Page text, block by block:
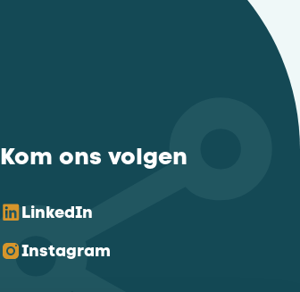
Kom ons volgen
LinkedIn
Instagram